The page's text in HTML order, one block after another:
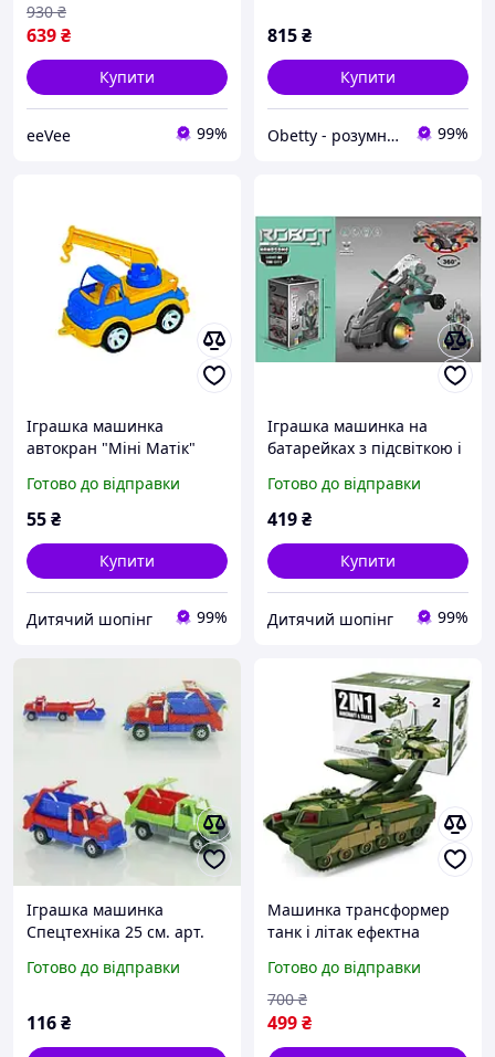
639₴
930 ₴
Купити
eeVee 99%
815₴
Купити
Obetty - розумна дитина 99%
Іграшка машинка
автокран "Міні Матік"
Готово до відправки
55₴
Купити
Дитячий шопінг 99%
Іграшка машинка на
батарейках з підсвіткою і
Готово до відправки
419₴
Купити
Дитячий шопінг 99%
Іграшка машинка
Спецтехніка 25 см. арт.
Готово до відправки
116₴
Машинка трансформер
танк і літак ефектна
світлом
Готово до відправки
499₴
700 ₴